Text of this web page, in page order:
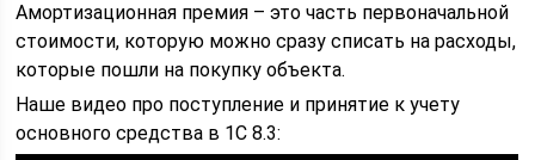
Амортизационная премия – это часть первоначальной
стоимости, которую можно сразу списать на расходы,
которые пошли на покупку объекта.
Наше видео про поступление и принятие к учету
основного средства в 1С 8.3: